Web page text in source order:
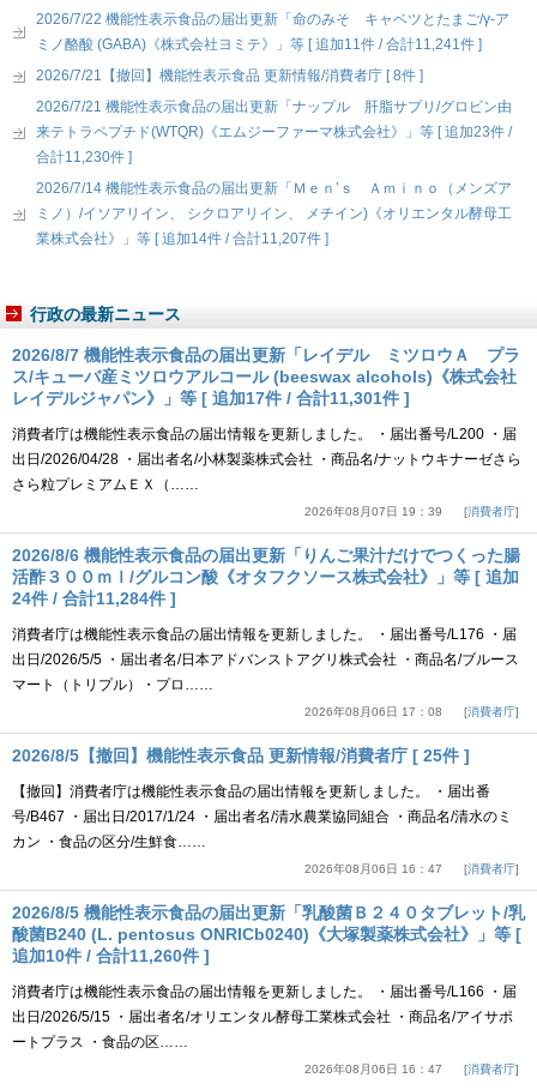
2026/7/22 機能性表示食品の届出更新「命のみそ キャベツとたまご/γ-ア
ミノ酪酸 (GABA)《株式会社ヨミテ》」等 [ 追加11件 / 合計11,241件 ]
2026/7/21【撤回】機能性表示食品 更新情報/消費者庁 [ 8件 ]
2026/7/21 機能性表示食品の届出更新「ナップル 肝脂サプリ/グロビン由
来テトラペプチド(WTQR)《エムジーファーマ株式会社》」等 [ 追加23件 /
合計11,230件 ]
2026/7/14 機能性表示食品の届出更新「Ｍｅｎ’ｓ Ａｍｉｎｏ（メンズア
ミノ）/イソアリイン、 シクロアリイン、 メチイン)《オリエンタル酵母工
業株式会社》」等 [ 追加14件 / 合計11,207件 ]
行政の最新ニュース
2026/8/7 機能性表示食品の届出更新「レイデル ミツロウＡ プラ
ス/キューバ産ミツロウアルコール (beeswax alcohols)《株式会社
レイデルジャパン》」等 [ 追加17件 / 合計11,301件 ]
消費者庁は機能性表示食品の届出情報を更新しました。 ・届出番号/L200 ・届
出日/2026/04/28 ・届出者名/小林製薬株式会社 ・商品名/ナットウキナーゼさら
さら粒プレミアムＥＸ（……
2026年08月07日 19：39 消費者庁
2026/8/6 機能性表示食品の届出更新「りんご果汁だけでつくった腸
活酢３００ｍｌ/グルコン酸《オタフクソース株式会社》」等 [ 追加
24件 / 合計11,284件 ]
消費者庁は機能性表示食品の届出情報を更新しました。 ・届出番号/L176 ・届
出日/2026/5/5 ・届出者名/日本アドバンストアグリ株式会社 ・商品名/ブルース
マート（トリプル）・プロ……
2026年08月06日 17：08 消費者庁
2026/8/5【撤回】機能性表示食品 更新情報/消費者庁 [ 25件 ]
【撤回】消費者庁は機能性表示食品の届出情報を更新しました。 ・届出番
号/B467 ・届出日/2017/1/24 ・届出者名/清水農業協同組合 ・商品名/清水のミ
カン ・食品の区分/生鮮食……
2026年08月06日 16：47 消費者庁
2026/8/5 機能性表示食品の届出更新「乳酸菌Ｂ２４０タブレット/乳
酸菌B240 (L. pentosus ONRICb0240)《大塚製薬株式会社》」等 [
追加10件 / 合計11,260件 ]
消費者庁は機能性表示食品の届出情報を更新しました。 ・届出番号/L166 ・届
出日/2026/5/15 ・届出者名/オリエンタル酵母工業株式会社 ・商品名/アイサポ
ートプラス ・食品の区……
2026年08月06日 16：47 消費者庁